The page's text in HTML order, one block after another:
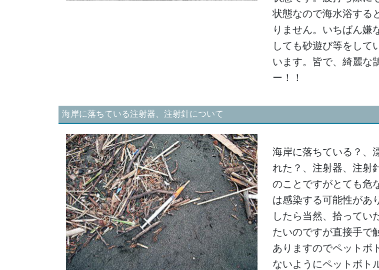
状態なので海水浴する
りません。いちばん嫌
しても砂遊び等をして
います。皆で、綺麗な
ー！！
海岸に落ちている注射器、注射針について
海岸に落ちている？、
れた？、注射器、注射
のことですがとても危
は感染する可能性があ
したら当然、拾ってい
たいのですが直接手で
ありますのでペットボ
ないようにペットボト